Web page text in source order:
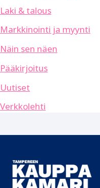
Laki & talous
Markkinointi ja myynti
Näin sen näen
Pääkirjoitus
Uutiset
Verkkolehti